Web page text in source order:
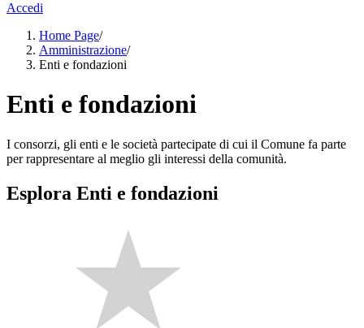
Accedi
Home Page/
Amministrazione/
Enti e fondazioni
Enti e fondazioni
I consorzi, gli enti e le società partecipate di cui il Comune fa parte
per rappresentare al meglio gli interessi della comunità.
Esplora Enti e fondazioni